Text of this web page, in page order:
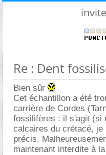
Re : Dent
Bien sûr
Cet échantillon a été
carrière de Cordes
fossilifères : il s'agit (si
calcaires du crétacé, je
précis.
maintenant interdite à